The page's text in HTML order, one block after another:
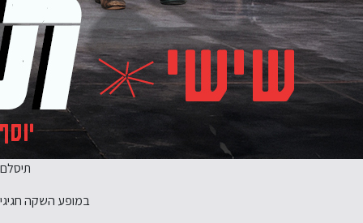
תיסלם
במופע השקה חגיגי